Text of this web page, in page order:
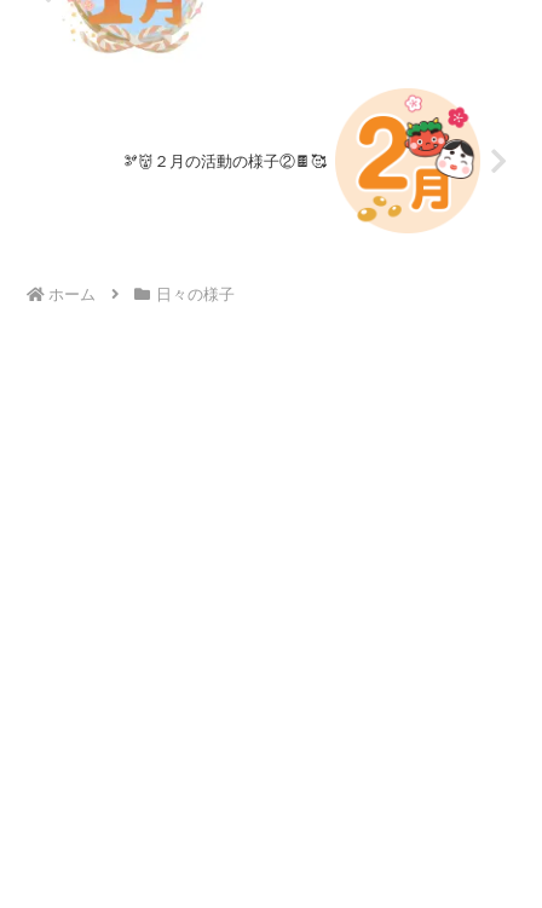
🫘👹２月の活動の様子②🍫🥰
ホーム 日々の様子